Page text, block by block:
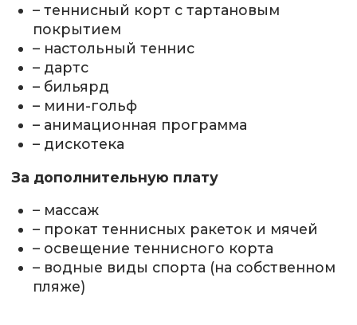
– теннисный корт с тартановым
покрытием
– настольный теннис
– дартс
– бильярд
– мини-гольф
– анимационная программа
– дискотека
За дополнительную плату
– массаж
– прокат теннисных ракеток и мячей
– освещение теннисного корта
– водные виды спорта (на собственном
пляже)